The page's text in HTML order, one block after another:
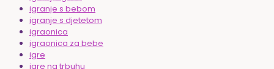
igranje s bebom
igranje s djetetom
igraonica
igraonica za bebe
igre
igre na trbuhu